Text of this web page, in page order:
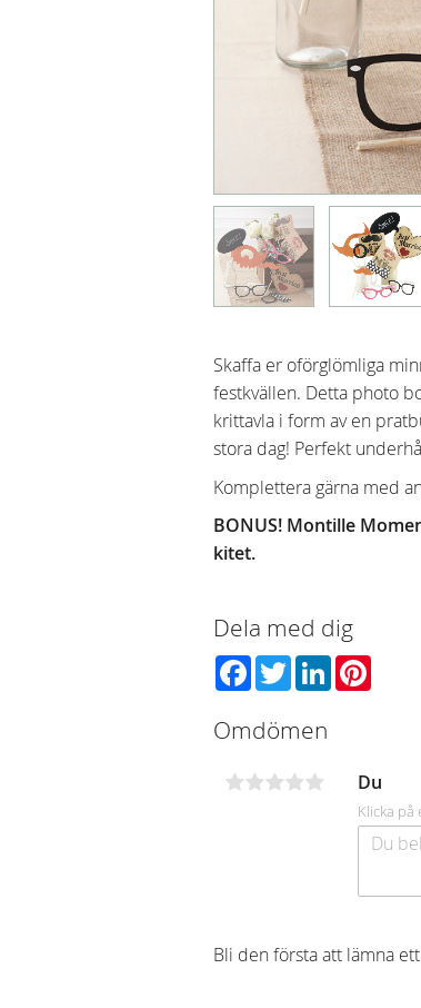
Skaffa er oförglömliga
festkvällen. Detta photo
krittavla i form av en
stora dag! Perfekt
Komplettera gärna med
BONUS! Montille
kitet.
Dela med dig
Facebook
TwitterLinkedIn
Omdömen
Du
Klicka
Bli den första att lämna